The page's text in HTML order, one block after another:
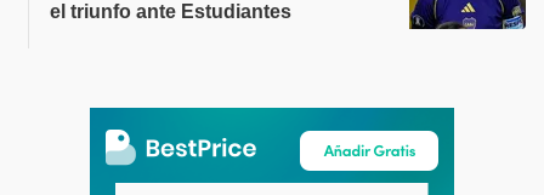
el triunfo ante Estudiantes